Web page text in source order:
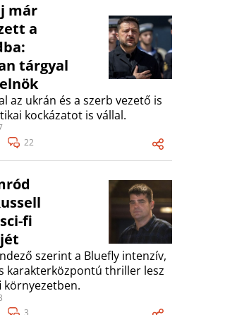
már
a
tárgyal
az ukrán és a szerb vezető is
kockázatot is vállal.
22
fi
szerint a Bluefly intenzív,
karakterközpontú thriller lesz
környezetben.